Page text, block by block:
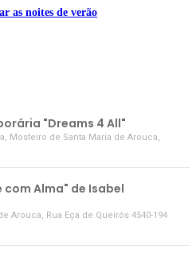
as noites de verão
"Dreams 4 All"
, Mosteiro de Santa Maria de Arouca,
com Alma" de Isabel
Arouca, Rua Eça de Queirós 4540-194